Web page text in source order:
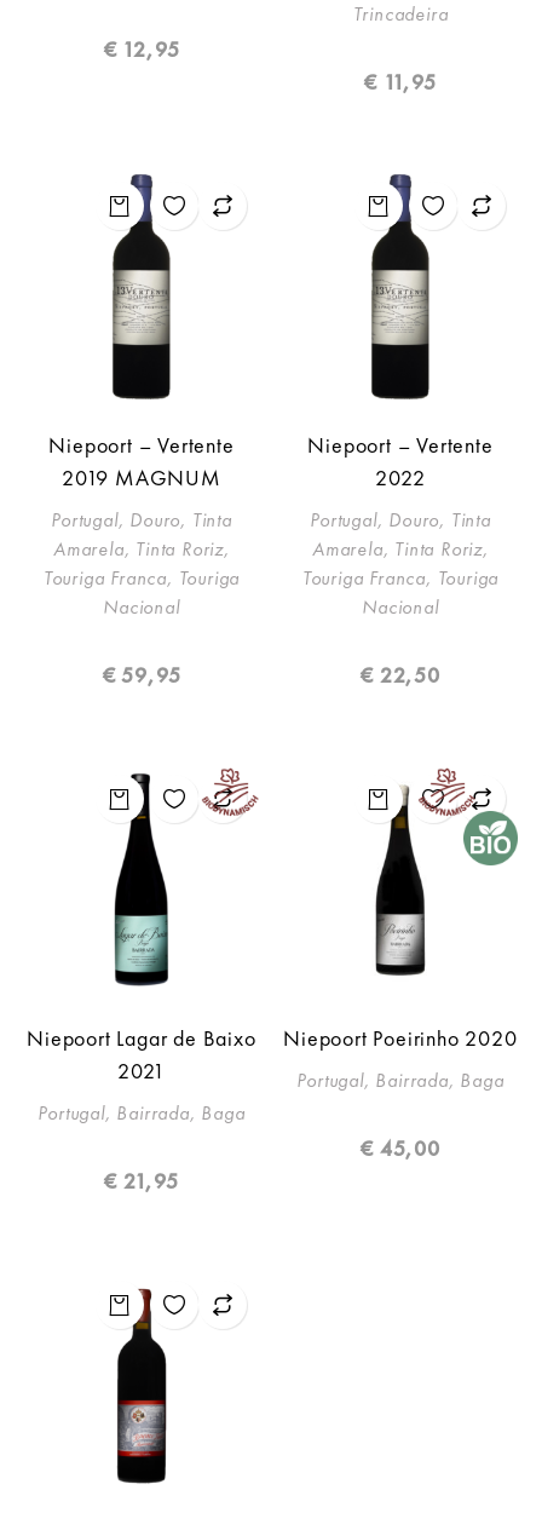
€12,95
Trincadeira
€ 11,95
Niepoort – Vertente
2019 MAGNUM
Portugal, Douro, Tinta
Amarela, Tinta Roriz,
Touriga Franca, Touriga
Nacional
€59,95
Niepoort – Vertente
2022
Portugal, Douro, Tinta
Amarela, Tinta Roriz,
Touriga Franca, Touriga
Nacional
€ 22,50
Niepoort Lagar de Baixo
2021
Portugal, Bairrada, Baga
€ 21,95
Niepoort Poeirinho 2020
Portugal, Bairrada, Baga
€ 45,00